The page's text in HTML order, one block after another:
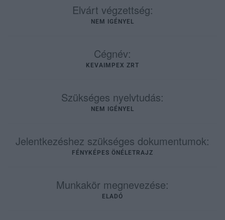
Elvárt végzettség:
NEM IGÉNYEL
Cégnév:
KEVAIMPEX ZRT
Szükséges nyelvtudás:
NEM IGÉNYEL
Jelentkezéshez szükséges dokumentumok:
FÉNYKÉPES ÖNÉLETRAJZ
Munkakör megnevezése:
ELADÓ